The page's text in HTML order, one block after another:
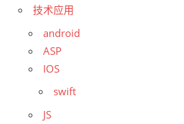
技术应用
android
ASP
IOS
swift
JS